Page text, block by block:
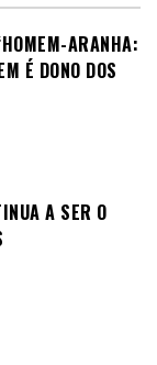
ARANHA:
É DONO DOS
A SER O